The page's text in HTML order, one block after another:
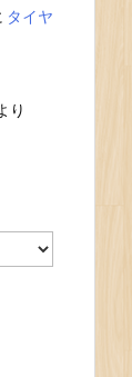
タイヤ
り